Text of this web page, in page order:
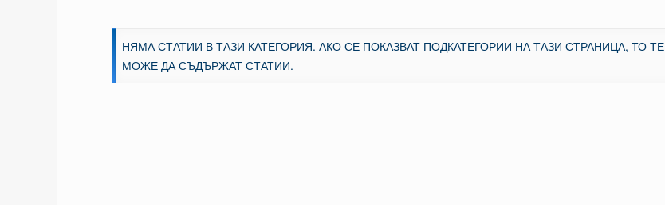
НЯМА СТАТИИ В ТАЗИ КАТЕГОРИЯ. АКО СЕ ПОКАЗВАТ ПОДКАТЕГОРИИ НА ТАЗИ СТРАНИЦА, ТО ТЕ
МОЖЕ ДА СЪДЪРЖАТ СТАТИИ.